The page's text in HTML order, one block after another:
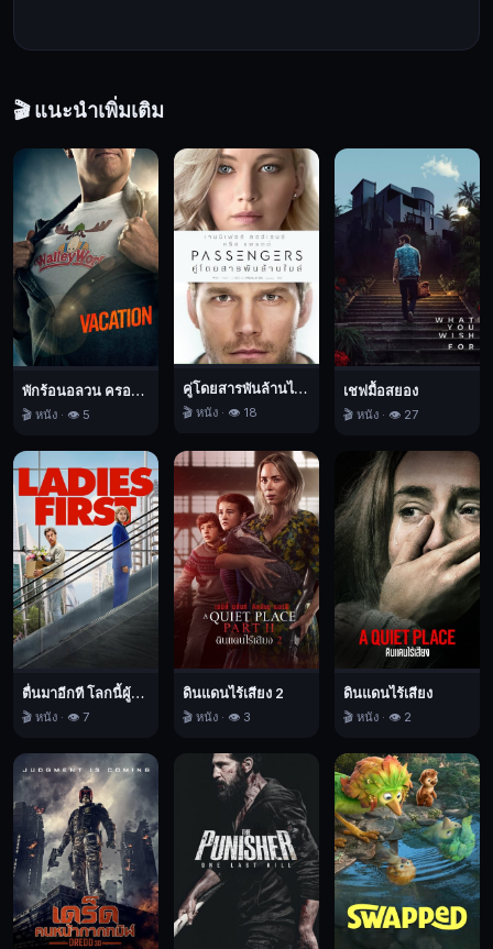
🎬 แนะนำเพิ่มเติม
พักร้อนอลวน ครอบครัวอลเวง
🎬 หนัง · 👁️ 5
คู่โดยสารพันล้านไมล์
🎬 หนัง · 👁️ 18
เชฟมื้อสยอง
🎬 หนัง · 👁️ 27
ตื่นมาอีกที โลกนี้ผู้หญิงใหญ่
🎬 หนัง · 👁️ 7
ดินแดนไร้เสียง 2
🎬 หนัง · 👁️ 3
ดินแดนไร้เสียง
🎬 หนัง · 👁️ 2